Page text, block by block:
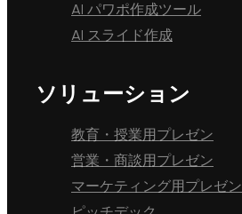
AI パワポ作成ツール
AI スライド作成
ソリューション
教育・授業用プレゼン
営業・商談用プレゼン
マーケティング用プレゼン